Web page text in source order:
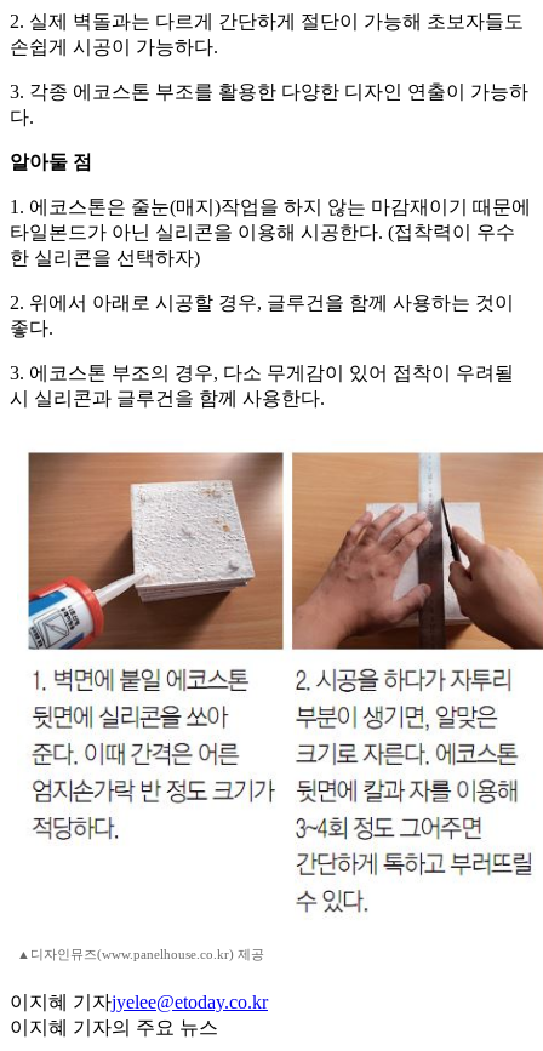
2. 실제 벽돌과는 다르게 간단하게 절단이 가능해 초보자들도
손쉽게 시공이 가능하다.
3. 각종 에코스톤 부조를 활용한 다양한 디자인 연출이 가능하
다.
알아둘 점
1. 에코스톤은 줄눈(매지)작업을 하지 않는 마감재이기 때문에
타일본드가 아닌 실리콘을 이용해 시공한다. (접착력이 우수
한 실리콘을 선택하자)
2. 위에서 아래로 시공할 경우, 글루건을 함께 사용하는 것이
좋다.
3. 에코스톤 부조의 경우, 다소 무게감이 있어 접착이 우려될
시 실리콘과 글루건을 함께 사용한다.
▲디자인뮤즈(www.panelhouse.co.kr) 제공
이지혜 기자jyelee@etoday.co.kr
이지혜 기자의 주요 뉴스